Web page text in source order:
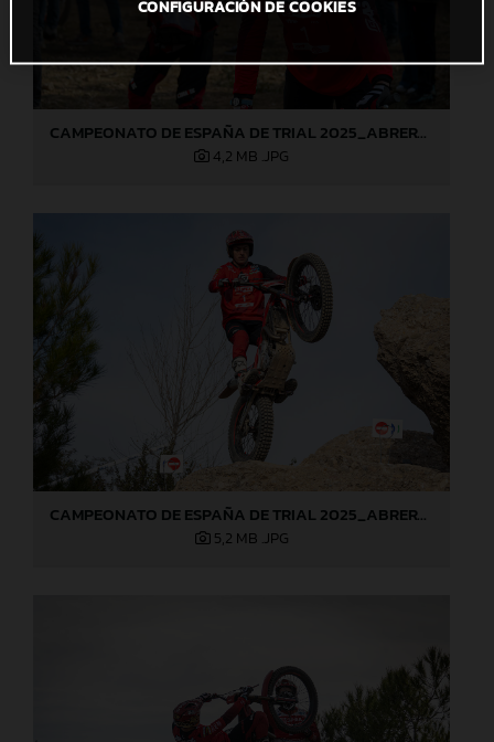
CAMPEONATO DE ESPAÑA DE TRIAL 2025_ABRERA (Barcelona), 1ª prueba_Jaime Busto
4,2 MB .JPG
CAMPEONATO DE ESPAÑA DE TRIAL 2025_ABRERA (Barcelona), 1ª prueba_Jaime Busto
5,2 MB .JPG
CONFIGURACIÓN DE COOKIES